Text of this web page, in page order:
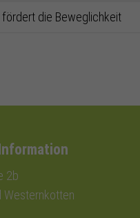
fördert die Beweglichkeit
2b
Westernkotten